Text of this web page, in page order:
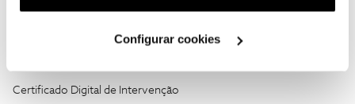
utilização dos cookies clicando em "Configurar
Configurar cookies
Certificado Digital de Intervenção